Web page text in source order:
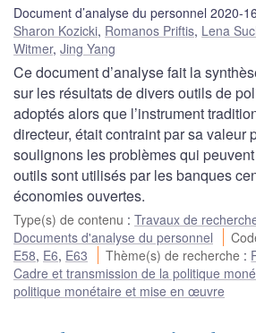
Document d’analyse du personnel 2020-16
Sharon Kozicki, Romanos Priftis, Lena
Witmer, Jing Yang
Ce document d’analyse fait la
sur les résultats de divers outils de
adoptés alors que l’instrument
directeur, était contraint par sa valeur
soulignons les problèmes qui
outils sont utilisés par les banques
économies ouvertes.
Type(s) de contenu : Travaux de
Documents d'analyse du personnel
E58, E6, E63 Thème(s) de recherche :
Cadre et transmission de la politique
politique monétaire et mise en œuvre